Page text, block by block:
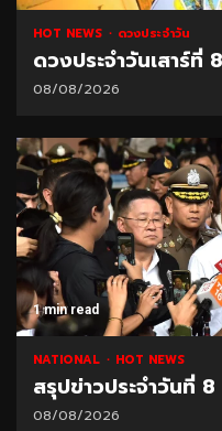
HOT NEWS ดวงประจำวัน
ดวงประจำวันเสาร์
08/08/2026
1 min read
NATIONAL HOT NEWS
สรุปข่าวประจำวันที่
08/08/2026